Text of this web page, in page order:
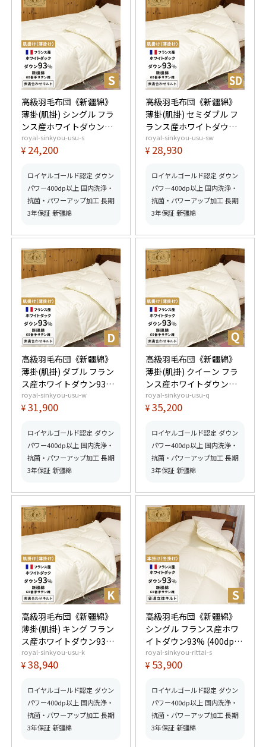
高級羽毛布団《新疆綿》
薄掛(肌掛) シングル フラ
ンス産ホワイトダウン
93% (400dp以上) 羽毛量
0.4kg 【5つ星ロイヤルゴ
とんマーク取得】
royal-sinkyou-usu-s
¥ 24,200
ロイヤルゴールド認定 ダウン
パワー400dp以上 国内洗浄・
抗菌・パワーアップ加工 長期
3年保証 新彊綿
高級羽毛布団《新疆綿》
薄掛(肌掛) セミダブル フ
ランス産ホワイトダウン
93% (400dp以上) 羽毛量
0.5kg 【5つ星ロイヤルゴ
とんマーク取得】
royal-sinkyou-usu-sw
¥ 28,930
ロイヤルゴールド認定 ダウン
パワー400dp以上 国内洗浄・
抗菌・パワーアップ加工 長期
3年保証 新彊綿
高級羽毛布団《新疆綿》
薄掛(肌掛) ダブル フラン
ス産ホワイトダウン93%
(400dp以上) 羽毛量
0.55kg 【5つ星ロイヤル
ふとんマーク取得】
royal-sinkyou-usu-w
¥ 31,900
ロイヤルゴールド認定 ダウン
パワー400dp以上 国内洗浄・
抗菌・パワーアップ加工 長期
3年保証 新彊綿
高級羽毛布団《新疆綿》
薄掛(肌掛) クイーン フラ
ンス産ホワイトダウン
93% (400dp以上) 羽毛量
0.6kg 【5つ星ロイヤルゴ
とんマーク取得】
royal-sinkyou-usu-q
¥ 35,200
ロイヤルゴールド認定 ダウン
パワー400dp以上 国内洗浄・
抗菌・パワーアップ加工 長期
3年保証 新彊綿
高級羽毛布団《新疆綿》
薄掛(肌掛) キング フラン
ス産ホワイトダウン93%
(400dp以上) 羽毛量
0.65kg 【5つ星ロイヤル
ふとんマーク取得】
royal-sinkyou-usu-k
¥ 38,940
ロイヤルゴールド認定 ダウン
パワー400dp以上 国内洗浄・
抗菌・パワーアップ加工 長期
3年保証 新彊綿
高級羽毛布団《新疆綿》
シングル フランス産ホワ
イトダウン93% (400dp以
上) 羽毛量1.3kg 【5つ星
ロイヤルゴールド取得】
得】
royal-sinkyou-rittai-s
¥ 53,900
ロイヤルゴールド認定 ダウン
パワー400dp以上 国内洗浄・
抗菌・パワーアップ加工 長期
3年保証 新彊綿